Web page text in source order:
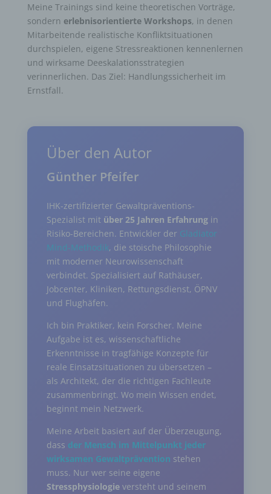
Meine Trainings sind keine theoretischen Vorträge,
sondern erlebnisorientierte Workshops, in denen
Mitarbeitende realistische Konfliktsituationen
durchspielen, eigene Stressreaktionen kennenlernen
und wirksame Deeskalationsstrategien
verinnerlichen. Das Ziel: Handlungssicherheit im
Ernstfall.
Über den Autor
Günther Pfeifer
IHK-zertifizierter Gewaltpräventions-
Spezialist mit über 25 Jahren Erfahrungin
Risiko-Bereichen. Entwickler der Gladiator
Mind-Methodik, die stoische Philosophie
mit moderner Neurowissenschaft
verbindet. Spezialisiert auf Rathäuser,
Jobcenter, Kliniken, Rettungsdienst, ÖPNV
und Flughäfen.
Ich bin Praktiker, kein Forscher. Meine
Aufgabe ist es, wissenschaftliche
Erkenntnisse in tragfähige Konzepte für
reale Einsatzsituationen zu übersetzen –
als Architekt, der die richtigen Fachleute
zusammenbringt. Wo mein Wissen endet,
beginnt mein Netzwerk.
Meine Arbeit basiert auf der Überzeugung,
dass der Mensch im Mittelpunkt jeder
wirksamen Gewaltprävention stehen
muss. Nur wer seine eigene
Stressphysiologieversteht und seinem